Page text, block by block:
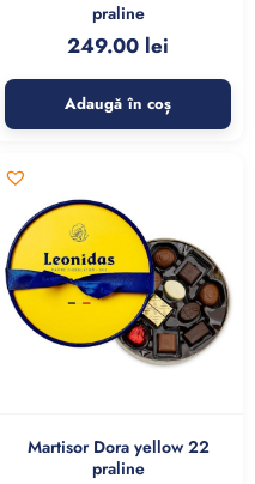
praline
249.00 lei
Adaugă în coș
Martisor Dora yellow 22
praline